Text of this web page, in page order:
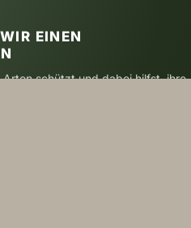
EINEN
schützt und dabei hilfst, ihre